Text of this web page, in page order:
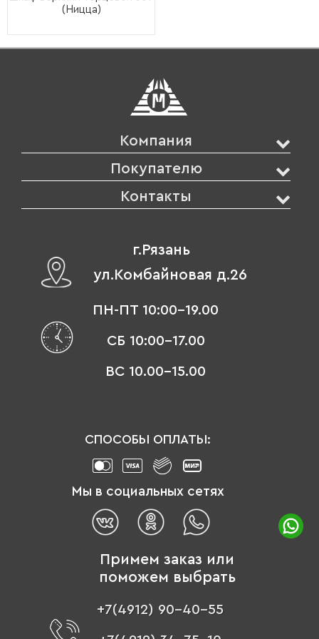
(Ницца)
Компания
Покупателю
Контакты
г.Рязань
ул.Комбайновая д.26
ПН-ПТ 10:00-19.00
СБ 10:00-17.00
ВС 10.00-15.00
СПОСОБЫ ОПЛАТЫ:
Мы в социальных сетях
Примем заказ или
поможем выбрать
+7(4912) 90-40-55